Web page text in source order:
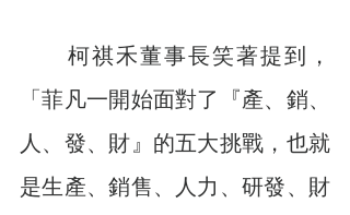
柯祺禾董事長笑著提到，
「菲凡一開始面對了『產、銷、
人、發、財』的五大挑戰，也就
是生產、銷售、人力、研發、財